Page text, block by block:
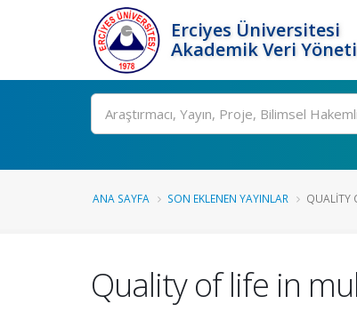
Erciyes Üniversitesi
Akademik Veri
Ara
ANA SAYFA SON EKLENEN YAYINLAR QUALITY
Quality of life in